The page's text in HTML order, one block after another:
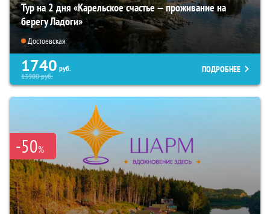
Тур на 2 дня «Карельское счастье — проживание на
берегу Ладоги»
Достоевская
1740 руб.
13900руб.
ПОДРОБНЕЕ
-50%